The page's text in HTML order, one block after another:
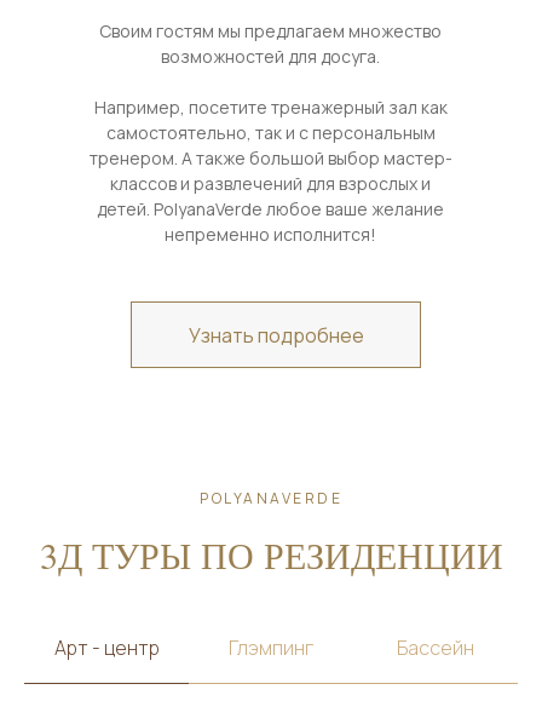
Своим гостям мы предлагаем множество
возможностей для досуга.
Например, посетите тренажерный зал как
самостоятельно, так и с персональным
тренером. А также большой выбор мастер-
классов и развлечений для взрослых и
детей. PolyanaVerde любое ваше желание
непременно исполнится!
Узнать подробнее
POLYANAVERDE
3Д ТУРЫ ПО РЕЗИДЕНЦИИ
Арт - центр Глэмпинг Бассейн